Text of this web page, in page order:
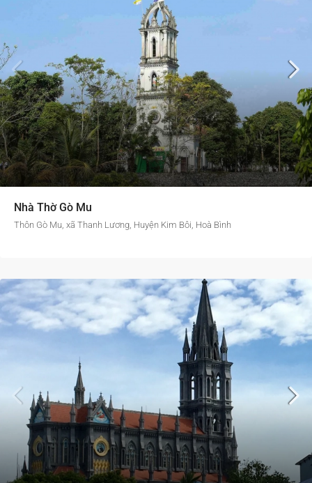
Nhà Thờ Gò Mu
Thôn Gò Mu, xã Thanh Lương, Huyện Kim Bôi, Hoà Bình